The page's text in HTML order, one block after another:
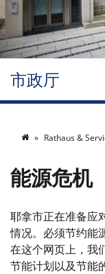
市政厅
Rathaus &
能源危机
耶拿市正在准备应
情况。必须节约能
在这个网页上，我
节能计划以及节能